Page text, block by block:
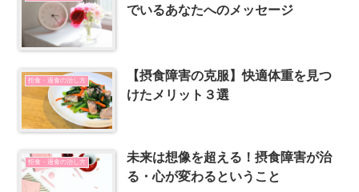
でいるあなたへのメッセージ
拒食・過食の治し方
【摂食障害の克服】快適体重を見つ
けたメリット３選
拒食・過食の治し方
未来は想像を超える！摂食障害が治
る・心が変わるということ